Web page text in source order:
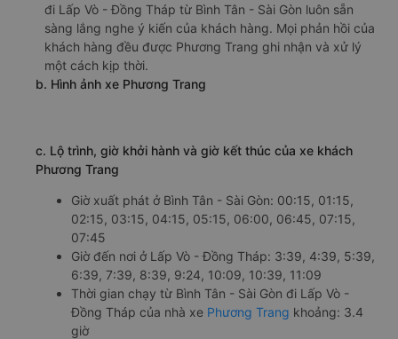
đi Lấp Vò - Đồng Tháp từ Bình Tân - Sài Gòn luôn sẵn
sàng lắng nghe ý kiến của khách hàng. Mọi phản hồi của
khách hàng đều được Phương Trang ghi nhận và xử lý
một cách kịp thời.
b. Hình ảnh xe Phương Trang
c. Lộ trình, giờ khởi hành và giờ kết thúc của xe khách
Phương Trang
Giờ xuất phát ở Bình Tân - Sài Gòn: 00:15, 01:15,
02:15, 03:15, 04:15, 05:15, 06:00, 06:45, 07:15,
07:45
Giờ đến nơi ở Lấp Vò - Đồng Tháp: 3:39, 4:39, 5:39,
6:39, 7:39, 8:39, 9:24, 10:09, 10:39, 11:09
Thời gian chạy từ Bình Tân - Sài Gòn đi Lấp Vò -
Đồng Tháp của nhà xe Phương Trang khoảng: 3.4
giờ